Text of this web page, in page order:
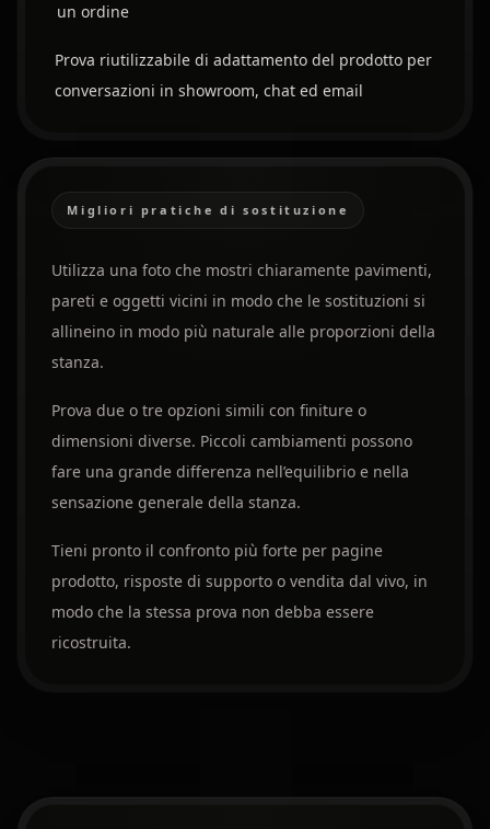
un ordine
Prova riutilizzabile di adattamento del prodotto per
conversazioni in showroom, chat ed email
Migliori pratiche di sostituzione
Utilizza una foto che mostri chiaramente pavimenti,
pareti e oggetti vicini in modo che le sostituzioni si
allineino in modo più naturale alle proporzioni della
stanza.
Prova due o tre opzioni simili con finiture o
dimensioni diverse. Piccoli cambiamenti possono
fare una grande differenza nell’equilibrio e nella
sensazione generale della stanza.
Tieni pronto il confronto più forte per pagine
prodotto, risposte di supporto o vendita dal vivo, in
modo che la stessa prova non debba essere
ricostruita.